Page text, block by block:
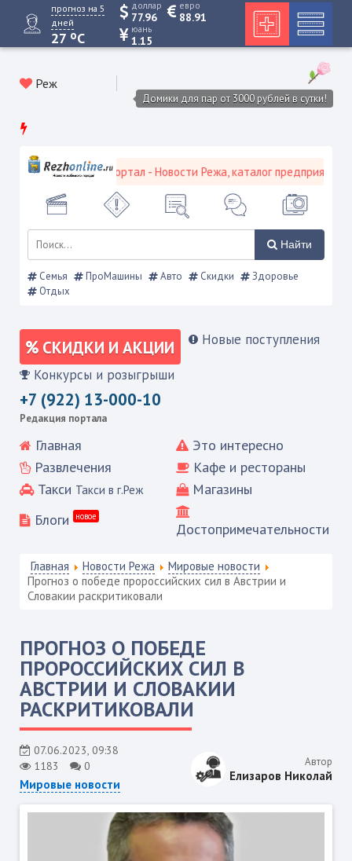
прогноз на 5
дней
27 oC
доллар
77.96
евро
88.91
юань
1.15
Реж
Домики для пар от 3000 рублей в сутки!
городской портал - Новости Режа, каталог предприятий,
Найти
Семья ПроМашины Авто Скидки
Здоровье
Отдых
СКИДКИ И АКЦИИ Новые поступления
Конкурсы и розыгрыши
+7 (922) 13-000-10
Редакция портала
Главная
Это интересно
Развлечения
Кафе и рестораны
Такси Такси в г.Реж
Магазины
Блоги
новое
Достопримечательности
Главная Новости Режа
Мировые новости
Прогноз о победе пророссийских сил в Австрии и
Словакии раскритиковали
ПРОГНОЗ О ПОБЕДЕ
ПРОРОССИЙСКИХ СИЛ В
АВСТРИИ И СЛОВАКИИ
РАСКРИТИКОВАЛИ
07.06.2023, 09:38
1183
0
Мировые новости
Автор
Елизаров Николай